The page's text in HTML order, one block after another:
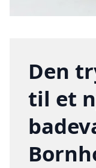
Den
til et